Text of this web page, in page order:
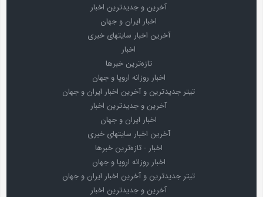
آخرین و جدیدترین اخبار
اخبار ایران و جهان
آخرین اخبار سایتهای خبری
اخبار
تازه‌ترین خبرها
اخبار روزانه اروپا و جهان
تیتر جدیدترین و آخرین اخبار ایران و جهان
آخرین و جدیدترین اخبار
اخبار ایران و جهان
آخرین اخبار سایتهای خبری
اخبار - تازه‌ترین خبرها
اخبار روزانه اروپا و جهان
تیتر جدیدترین و آخرین اخبار ایران و جهان
آخرین و جدیدترین اخبار